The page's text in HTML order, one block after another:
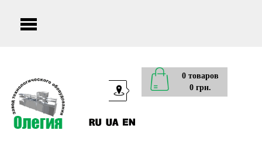
Main
0 товаров
0 грн.